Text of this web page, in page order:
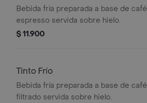
Bebida fría preparada a base de café
espresso servida sobre hielo.
$ 11.900
Tinto Frío
Bebida fría preparada a base de café
filtrado servida sobre hielo.